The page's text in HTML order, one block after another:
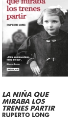
LA NIÑA QUE
MIRABA LOS
TRENES PARTIR
RUPERTO LONG